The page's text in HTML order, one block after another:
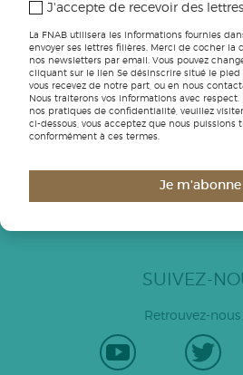
Etre agricultrice
ABONNEZ-VOUS AUX
retrouver dans nos
JE
SUIVEZ-
Retrouvez-nous
J'accepte de recevoir des
La FNAB utilisera les informations fournies
envoyer ses lettres filières. Merci de cocher la
nos newsletters par email. Vous pouvez
cliquant sur le lien Se désinscrire situé le
vous recevez de notre part, ou en nous
Nous traiterons vos informations avec
nos pratiques de confidentialité, veuillez
ci-dessous, vous acceptez que nous puissions
conformément à ces termes.
Je m'abonne